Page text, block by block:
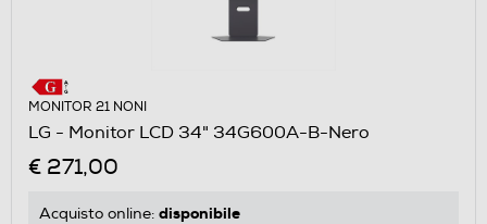
MONITOR 21 NONI
LG - Monitor LCD 34" 34G600A-B-Nero
€ 271,00
Acquisto online: disponibile